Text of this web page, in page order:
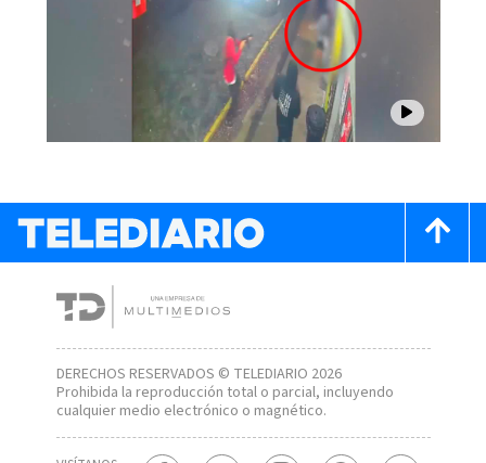
DERECHOS RESERVADOS © TELEDIARIO 2026
Prohibida la reproducción total o parcial, incluyendo
cualquier medio electrónico o magnético.